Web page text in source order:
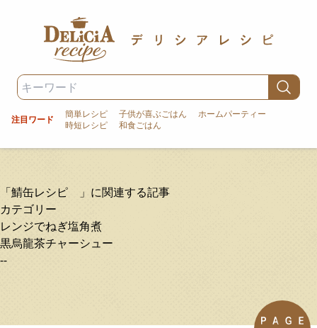
注目ワード 簡単レシピ 子供が喜ぶごはん
ホームパーティー
時短レシピ
和食ごはん
「鯖缶レシピ 」に関連する記事
カテゴリー
レンジでねぎ塩角煮
黒烏龍茶チャーシュー
--